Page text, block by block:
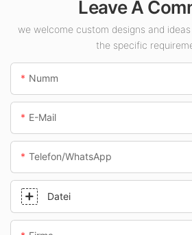
Indoor-Raum wéi
Tankstellen an
Ënnerféierungen.
Leave A
we welcome custom designs and
the specific
Numm
E-Mail
Telefon/WhatsApp
Datei